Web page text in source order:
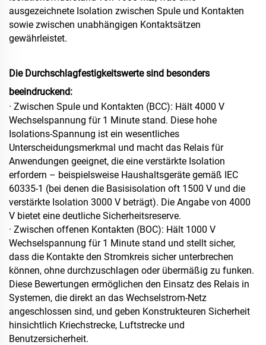
ausgezeichnete Isolation zwischen Spule und Kontakten
sowie zwischen unabhängigen Kontaktsätzen
gewährleistet.
Die Durchschlagfestigkeitswerte sind besonders
beeindruckend:
· Zwischen Spule und Kontakten (BCC): Hält 4000 V
Wechselspannung für 1 Minute stand. Diese hohe
Isolations-Spannung ist ein wesentliches
Unterscheidungsmerkmal und macht das Relais für
Anwendungen geeignet, die eine verstärkte Isolation
erfordern – beispielsweise Haushaltsgeräte gemäß IEC
60335‑1 (bei denen die Basisisolation oft 1500 V und die
verstärkte Isolation 3000 V beträgt). Die Angabe von 4000
V bietet eine deutliche Sicherheitsreserve.
· Zwischen offenen Kontakten (BOC): Hält 1000 V
Wechselspannung für 1 Minute stand und stellt sicher,
dass die Kontakte den Stromkreis sicher unterbrechen
können, ohne durchzuschlagen oder übermäßig zu funken.
Diese Bewertungen ermöglichen den Einsatz des Relais in
Systemen, die direkt an das Wechselstrom-Netz
angeschlossen sind, und geben Konstrukteuren Sicherheit
hinsichtlich Kriechstrecke, Luftstrecke und
Benutzersicherheit.